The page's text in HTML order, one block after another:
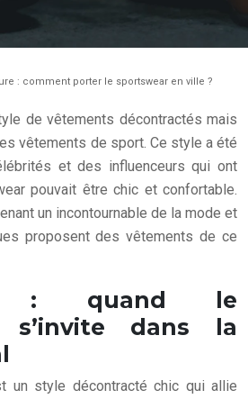
: comment porter le sportswear en ville ?
de vêtements décontractés mais
vêtements de sport. Ce style a été
et des influenceurs qui ont
pouvait être chic et confortable.
un incontournable de la mode et
proposent des vêtements de ce
: quand le
s’invite dans la
un style décontracté chic qui allie